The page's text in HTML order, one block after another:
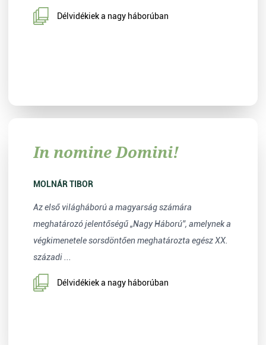
Délvidékiek a nagy háborúban
In nomine Domini!
MOLNÁR TIBOR
Az első világháború a magyarság számára
meghatározó jelentőségű „Nagy Háború”, amelynek a
végkimenetele sorsdöntően meghatározta egész XX.
századi ...
Délvidékiek a nagy háborúban